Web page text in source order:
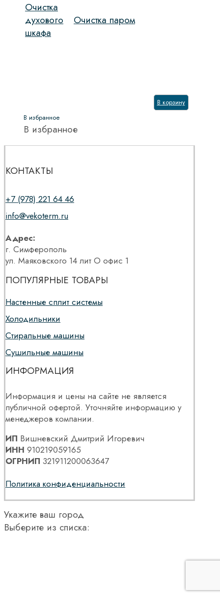
Очистка
духового
шкафа
Очистка паром
В корзину
В избранное
В избранное
КОНТАКТЫ
+7 (978) 221 64 46
info@vekoterm.ru
Адрес:
г. Симферополь
ул. Маяковского 14 лит О офис 1
ПОПУЛЯРНЫЕ ТОВАРЫ
Настенные сплит системы
Холодильники
Стиральные машины
Сушильные машины
ИНФОРМАЦИЯ
Информация и цены на сайте не является
публичной офертой. Уточняйте информацию у
менеджеров компании.
ИП Вишневский Дмитрий Игоревич
ИНН 910219059165
ОГРНИП 321911200063647
Политика конфиденциальности
Укажите ваш город
Выберите из списка: